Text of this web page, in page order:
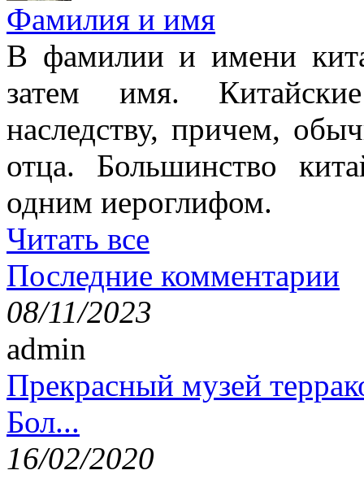
Фамилия и имя
В фамилии и имени
затем имя.
наследству, причем,
отца. Большинство
одним иероглифом.
Читать все
Последние комментарии
08/11/2023
admin
Прекрасный музей
Бол...
16/02/2020